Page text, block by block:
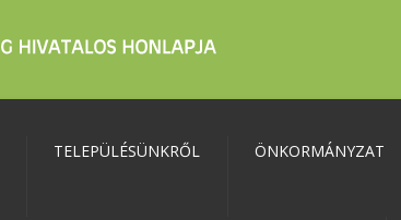
TELEPÜLÉSÜNKRŐL ÖNKORMÁNYZAT